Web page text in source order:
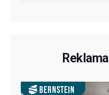
Reklama